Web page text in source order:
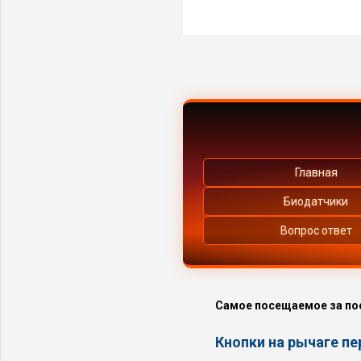
Главная
Биодатчики
Вопрос ответ
Самое посещаемое за
Кнопки на рычаге